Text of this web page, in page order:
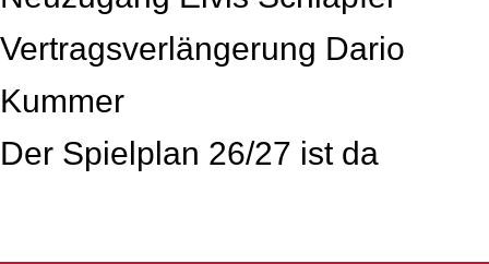
Vertragsverlängerung Dario
Kummer
Der Spielplan 26/27 ist da